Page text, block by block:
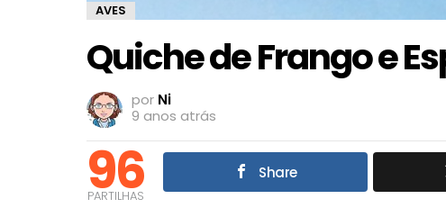
AVES
Quiche de Frango e
por Ni
9 anos atrás
96
PARTILHAS
Share